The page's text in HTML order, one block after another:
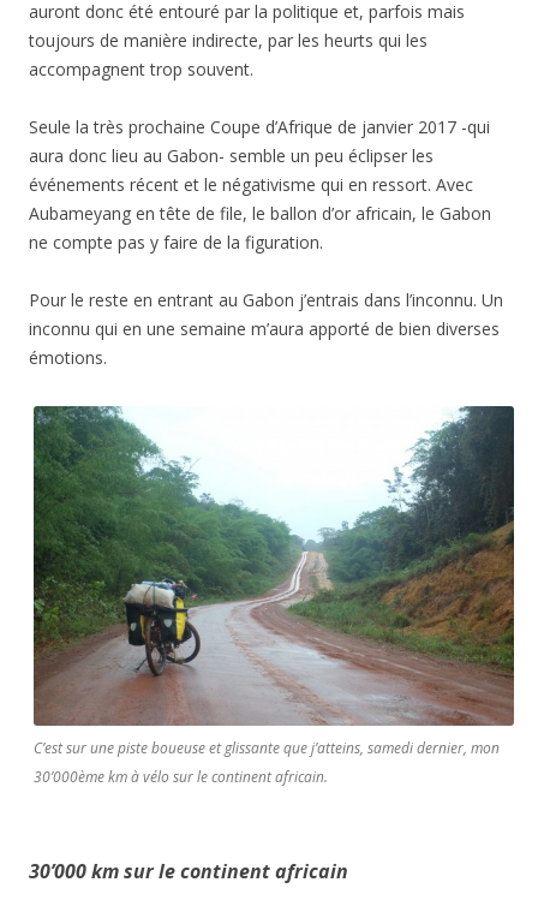
auront donc été entouré par la politique et, parfois mais
toujours de manière indirecte, par les heurts qui les
accompagnent trop souvent.
Seule la très prochaine Coupe d’Afrique de janvier 2017 -qui
aura donc lieu au Gabon- semble un peu éclipser les
événements récent et le négativisme qui en ressort. Avec
Aubameyang en tête de file, le ballon d’or africain, le Gabon
ne compte pas y faire de la figuration.
Pour le reste en entrant au Gabon j’entrais dans l’inconnu. Un
inconnu qui en une semaine m’aura apporté de bien diverses
émotions.
C’est sur une piste boueuse et glissante que j’atteins, samedi dernier, mon
30’000ème km à vélo sur le continent africain.
30’000 km sur le continent africain